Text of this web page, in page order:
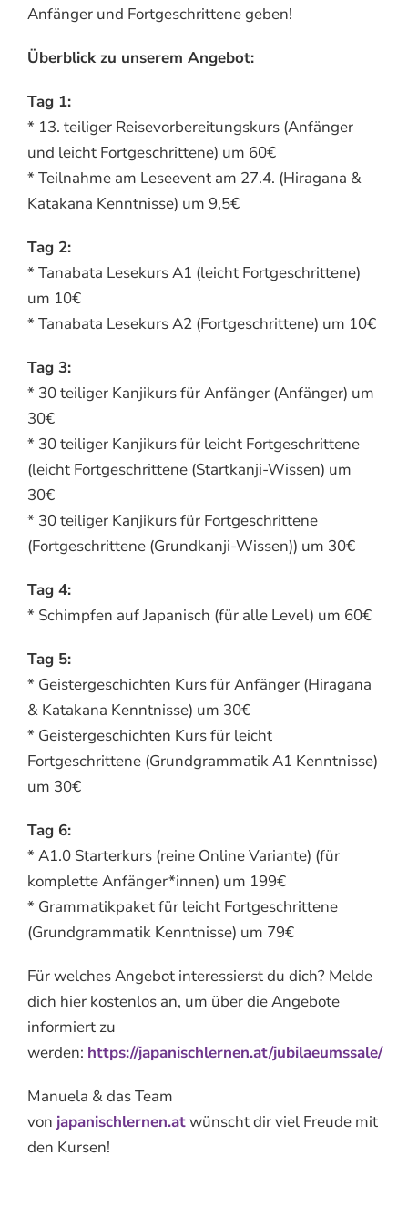
Anfänger und Fortgeschrittene geben!
Überblick zu unserem Angebot:
Tag 1:
* 13. teiliger Reisevorbereitungskurs (Anfänger
und leicht Fortgeschrittene) um 60€
* Teilnahme am Leseevent am 27.4. (Hiragana &
Katakana Kenntnisse) um 9,5€
Tag 2:
* Tanabata Lesekurs A1 (leicht Fortgeschrittene)
um 10€
* Tanabata Lesekurs A2 (Fortgeschrittene) um 10€
Tag 3:
* 30 teiliger Kanjikurs für Anfänger (Anfänger) um
30€
* 30 teiliger Kanjikurs für leicht Fortgeschrittene
(leicht Fortgeschrittene (Startkanji-Wissen) um
30€
* 30 teiliger Kanjikurs für Fortgeschrittene
(Fortgeschrittene (Grundkanji-Wissen)) um 30€
Tag 4:
* Schimpfen auf Japanisch (für alle Level) um 60€
Tag 5:
* Geistergeschichten Kurs für Anfänger (Hiragana
& Katakana Kenntnisse) um 30€
* Geistergeschichten Kurs für leicht
Fortgeschrittene (Grundgrammatik A1 Kenntnisse)
um 30€
Tag 6:
* A1.0 Starterkurs (reine Online Variante) (für
komplette Anfänger*innen) um 199€
* Grammatikpaket für leicht Fortgeschrittene
(Grundgrammatik Kenntnisse) um 79€
Für welches Angebot interessierst du dich? Melde
dich hier kostenlos an, um über die Angebote
informiert zu
werden: https://japanischlernen.at/jubilaeumssale/
Manuela & das Team
von japanischlernen.atwünscht dir viel Freude mit
den Kursen!